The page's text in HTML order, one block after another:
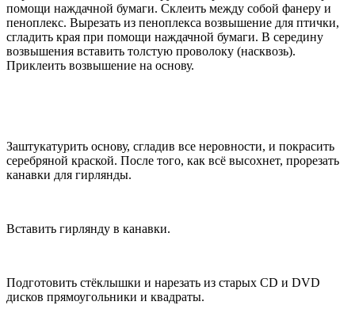
помощи наждачной бумаги. Склеить между собой фанеру и
пеноплекс. Вырезать из пеноплекса возвышение для птички,
сгладить края при помощи наждачной бумаги. В середину
возвышения вставить толстую проволоку (насквозь).
Приклеить возвышение на основу.
Заштукатурить основу, сгладив все неровности, и покрасить
серебряной краской. После того, как всё высохнет, прорезать
канавки для гирлянды.
Вставить гирлянду в канавки.
Подготовить стёклышки и нарезать из старых CD и DVD
дисков прямоугольники и квадраты.